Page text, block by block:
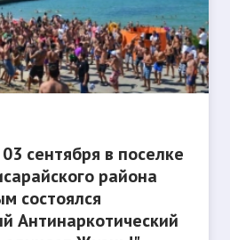
сентября в поселке
района
состоялся
Антинаркотический